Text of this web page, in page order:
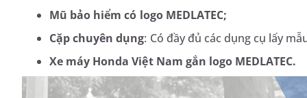
Mũ bảo hiểm có logo MEDLATEC;
Cặp chuyên dụng: Có đầy đủ các dụng cụ lấy
Xe máy Honda Việt Nam gắn logo MEDLATEC.